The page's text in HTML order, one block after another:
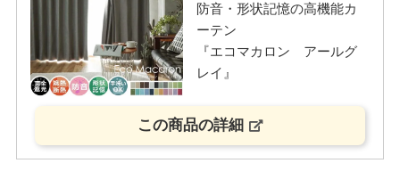
防音・形状記憶の高機能カ
ーテン
『エコマカロン アールグ
レイ』
この商品の詳細